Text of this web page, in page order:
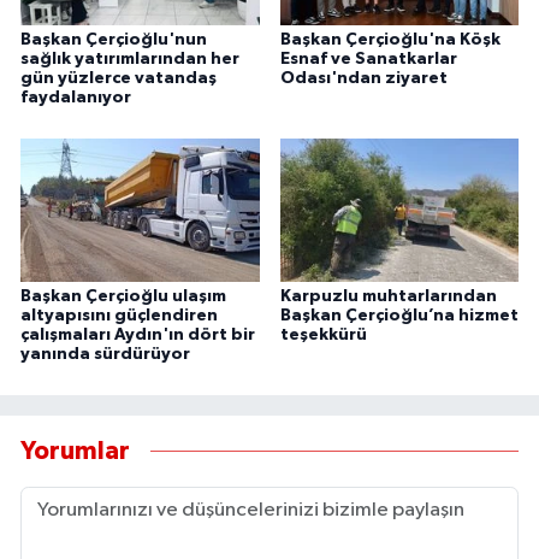
Başkan Çerçioğlu'nun
sağlık yatırımlarından her
gün yüzlerce vatandaş
faydalanıyor
Başkan Çerçioğlu'na Köşk
Esnaf ve Sanatkarlar
Odası'ndan ziyaret
Başkan Çerçioğlu ulaşım
altyapısını güçlendiren
çalışmaları Aydın'ın dört bir
yanında sürdürüyor
Karpuzlu muhtarlarından
Başkan Çerçioğlu’na hizmet
teşekkürü
Yorumlar